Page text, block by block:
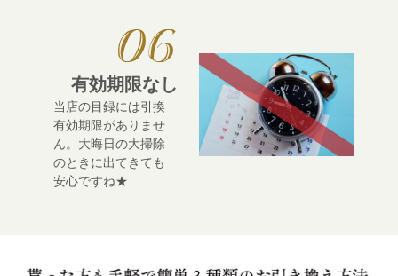
有効期限なし
当店の目録には引換
有効期限がありませ
ん。大晦日の大掃除
のときに出てきても
安心ですね★